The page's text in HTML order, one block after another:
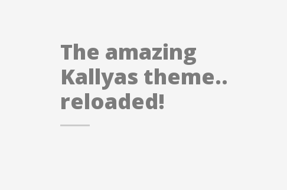
The amazing
Kallyas theme..
reloaded!